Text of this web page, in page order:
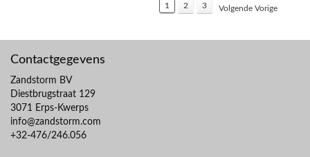
1 2 3 Volgende Vorige
Contactgegevens
Zandstorm BV
Diestbrugstraat 129
3071 Erps-Kwerps
info@zandstorm.com
+32-476/246.056